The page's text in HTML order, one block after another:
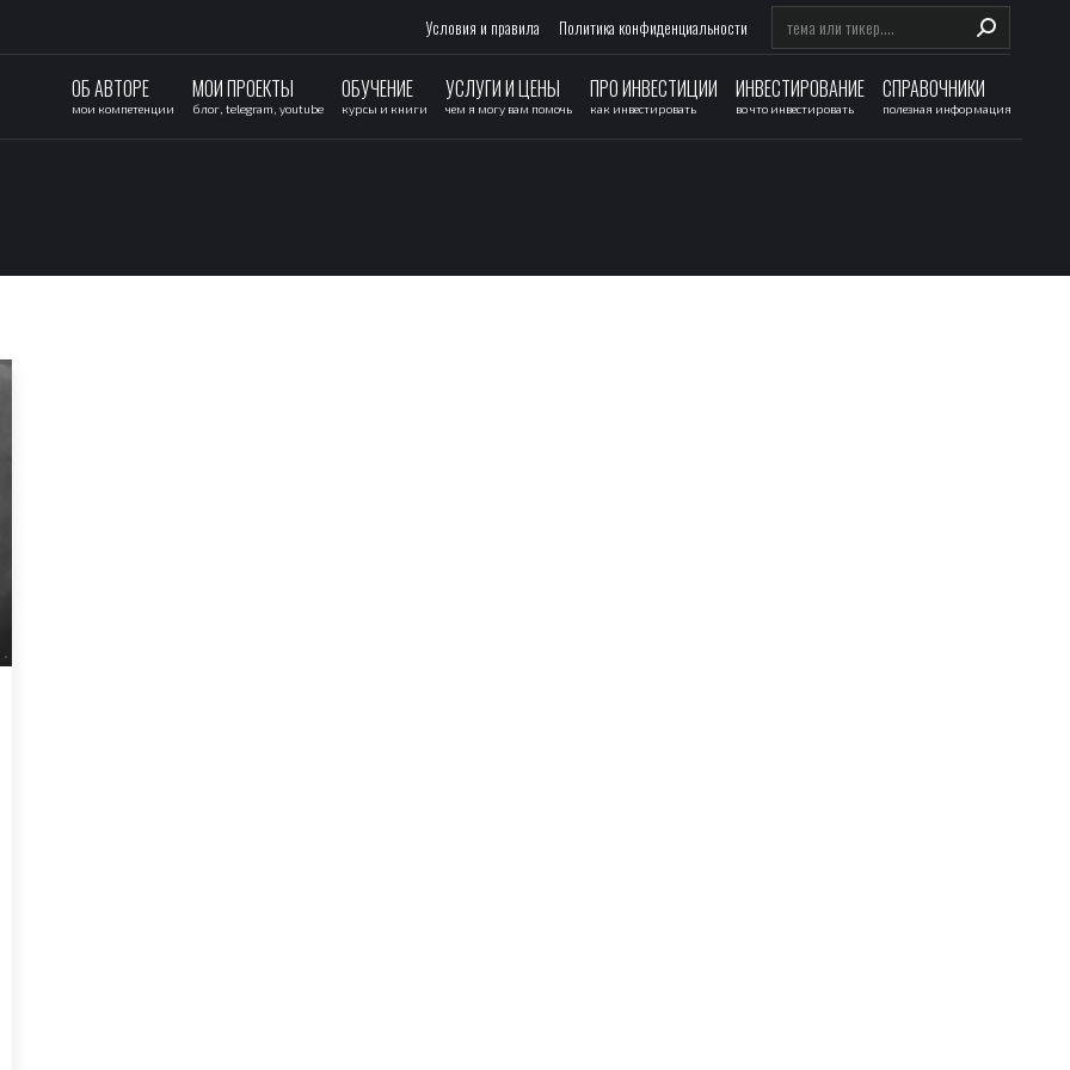
Условия и правила Политика конфиденциальности
ОБ АВТОРЕ
мои компетенции
МОИ ПРОЕКТЫ
блог, telegram, youtube
ОБУЧЕНИЕ
курсы и книги
УСЛУГИ И ЦЕНЫ
чем я могу вам помочь
ПРО ИНВЕСТИЦИИ
как инвестировать
ИНВЕСТИРОВАНИЕ
во что инвестировать
СПРАВОЧНИКИ
полезная информация